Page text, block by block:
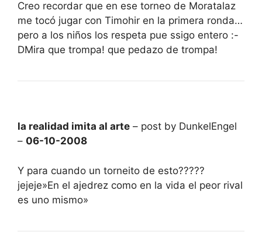
Creo recordar que en ese torneo de Moratalaz
me tocó jugar con Timohir en la primera ronda…
pero a los niños los respeta pue ssigo entero :-
DMira que trompa! que pedazo de trompa!
la realidad imita al arte – post by DunkelEngel
– 06-10-2008
Y para cuando un torneito de esto?????
jejeje»En el ajedrez como en la vida el peor rival
es uno mismo»